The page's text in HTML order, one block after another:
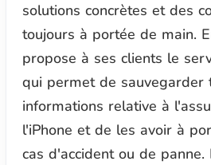
solutions concrètes et des
toujours à portée de main.
propose à ses clients le
qui permet de sauvegarder
informations relative à
l'iPhone et de les avoir à
cas d'accident ou de